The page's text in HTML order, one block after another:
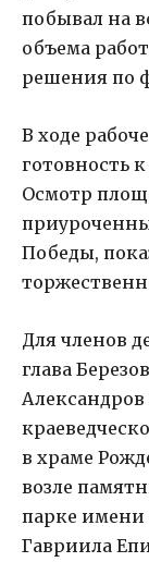
побывал на
объема
решения по
В ходе
готовность
Осмотр
Победы,
Для членов
глава
в храме
возле
парке имени
Гавриила